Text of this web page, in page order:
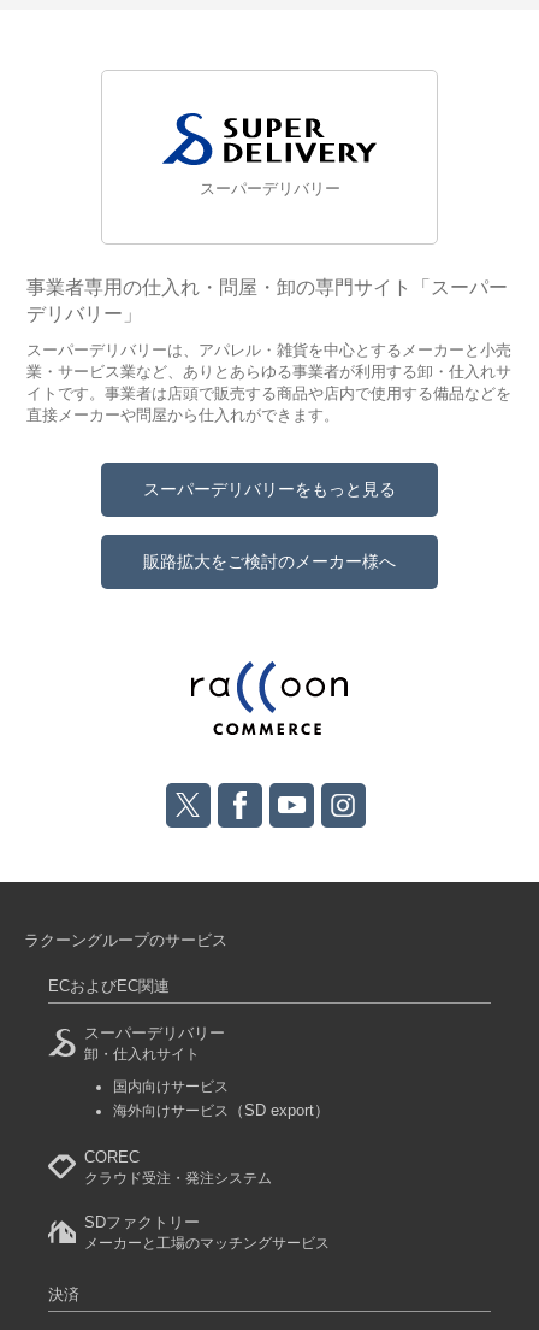
スーパーデリバリー
事業者専用の仕入れ・問屋・卸の専門サイト「スーパー
デリバリー」
スーパーデリバリーは、アパレル・雑貨を中心とするメーカーと小売
業・サービス業など、ありとあらゆる事業者が利用する卸・仕入れサ
イトです。事業者は店頭で販売する商品や店内で使用する備品などを
直接メーカーや問屋から仕入れができます。
スーパーデリバリーをもっと見る
販路拡大をご検討のメーカー様へ
ラクーングループのサービス
ECおよびEC関連
スーパーデリバリー
卸・仕入れサイト
国内向けサービス
海外向けサービス
（SD export）
COREC
クラウド受注・発注システム
SDファクトリー
メーカーと工場のマッチングサービス
決済